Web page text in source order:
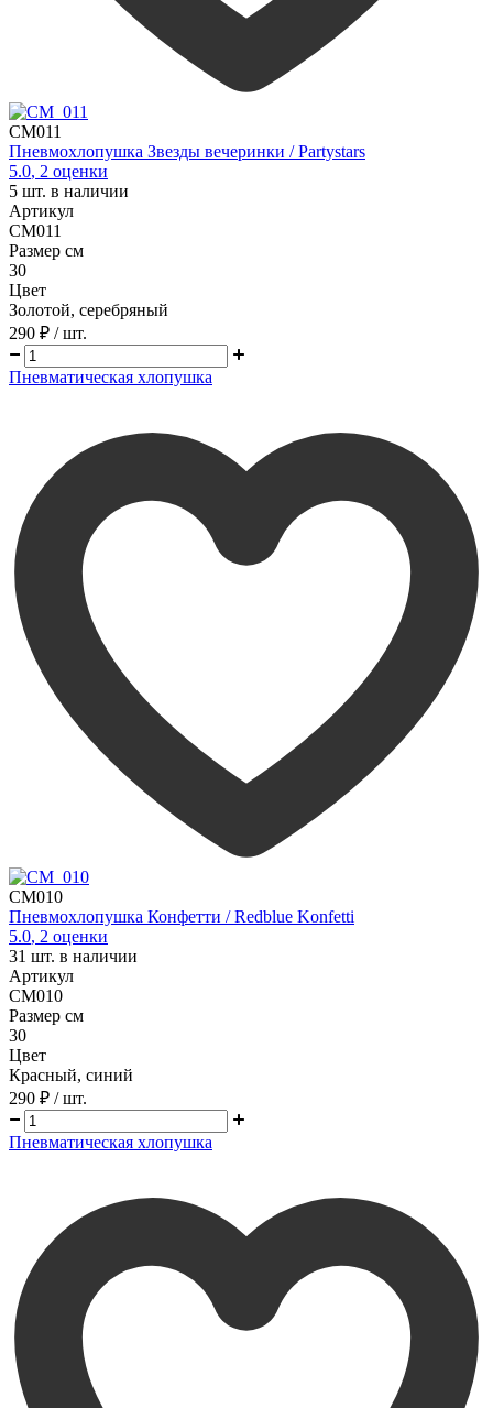
CM011
Пневмохлопушка Звезды вечеринки / Partystars
5.0, 2 оценки
5 шт. в наличии
Артикул
CM011
Размер см
30
Цвет
Золотой, серебряный
290 ₽ / шт.
Пневматическая хлопушка
CM010
Пневмохлопушка Конфетти / Redblue Konfetti
5.0, 2 оценки
31 шт. в наличии
Артикул
CM010
Размер см
30
Цвет
Красный, синий
290 ₽ / шт.
Пневматическая хлопушка